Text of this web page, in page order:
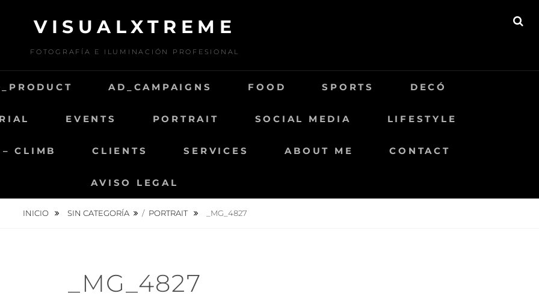
VISUALXTREME
FOTOGRAFÍA E ILUMINACIÓN PROFESIONAL
AD_CAMPAIGNS FOOD SPORTS DECÓ
EVENTS PORTRAIT SOCIAL MEDIA LIFESTYLE
CLIMB CLIENTS SERVICES ABOUT ME CONTACT
AVISO LEGAL
INICIO SIN CATEGORÍA / PORTRAIT _MG_4827
_MG_4827